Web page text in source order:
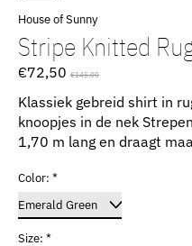
House of Sunny
Stripe Knitted
€72,50 €145,00
Klassiek gebreid shirt in
knoopjes in de nek
1,70 m lang en draagt
Color: *
Size: *